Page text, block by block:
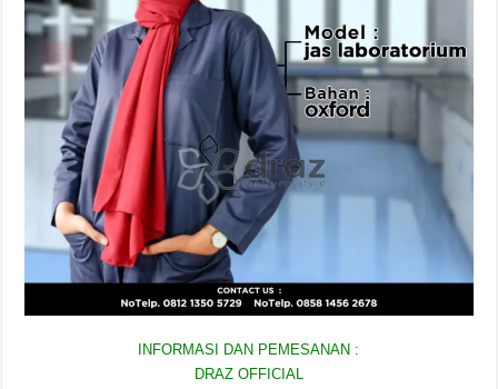
INFORMASI DAN PEMESANAN :
DRAZ OFFICIAL